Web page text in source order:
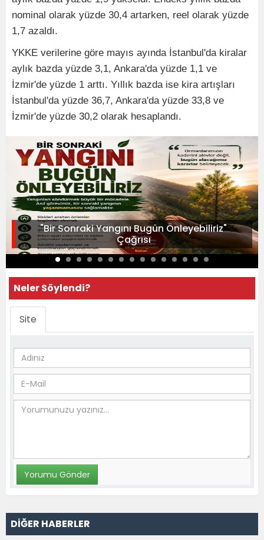
nominal olarak yüzde 30,4 artarken, reel olarak yüzde
1,7 azaldı.
YKKE verilerine göre mayıs ayında İstanbul'da kiralar
aylık bazda yüzde 3,1, Ankara'da yüzde 1,1 ve
İzmir'de yüzde 1 arttı. Yıllık bazda ise kira artışları
İstanbul'da yüzde 36,7, Ankara'da yüzde 33,8 ve
İzmir'de yüzde 30,2 olarak hesaplandı.
"Bir Sonraki Yangını Bugün Önleyebiliriz"
Çağrısı
Neler Söylendi?
Site
DİĞER HABERLER